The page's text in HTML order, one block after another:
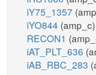
iY75_1357
iYO844 (amp_c)
RECON1
iAT_PLT_636
iAB_RBC_283